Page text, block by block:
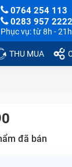
0764 254 113
0283 957 2222
Phục vụ: từ 8h -
THU MUA
đã bán